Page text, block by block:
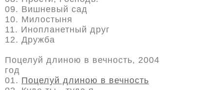
09. Вишневый сад
10. Милостыня
11. Инопланетный друг
12. Дружба
Поцелуй длиною в вечность, 2004
год
01. Поцелуй длиною в вечность